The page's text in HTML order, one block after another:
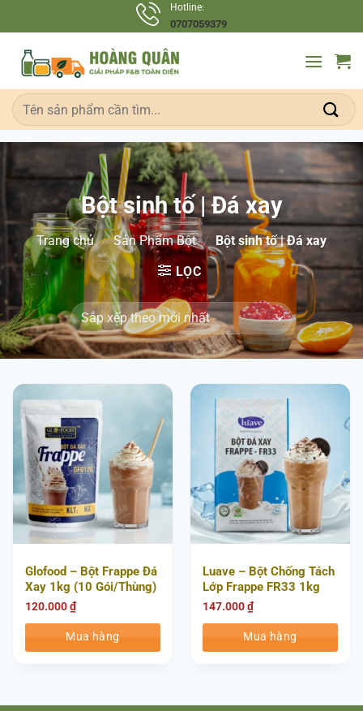
qua
dung
Hotline:
0707059379
Tìm
kiếm:
Bột sinh tố | Đá xay
Trang chủ / Sản Phẩm Bột / Bột sinh tố | Đá xay
LỌC
Glofood – Bột Frappe Đá
Xay 1kg (10 Gói/Thùng)
120.000₫
Mua hàng
Luave – Bột Chống Tách
Lớp Frappe FR33 1kg
(10 Gói/Thùng)
147.000₫
Mua hàng